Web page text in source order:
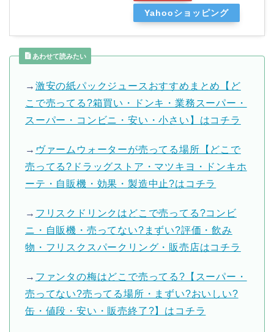
Yahooショッピング
あわせて読みたい
→ 激安の紙パックジュースおすすめまとめ【ど
こで売ってる?箱買い・ドンキ・業務スーパー・
スーパー・コンビニ・安い・小さい】はコチラ
→ ヴァームウォーターが売ってる場所【どこで
売ってる?ドラッグストア・マツキヨ・ドンキホ
ーテ・自販機・効果・製造中止?はコチラ
→ フリスクドリンクはどこで売ってる?コンビ
ニ・自販機・売ってない?まずい?評価・飲み
物・フリスクスパークリング・販売店はコチラ
→ ファンタの梅はどこで売ってる?【スーパー・
売ってない?売ってる場所・まずい?おいしい?
缶・値段・安い・販売終了?】はコチラ